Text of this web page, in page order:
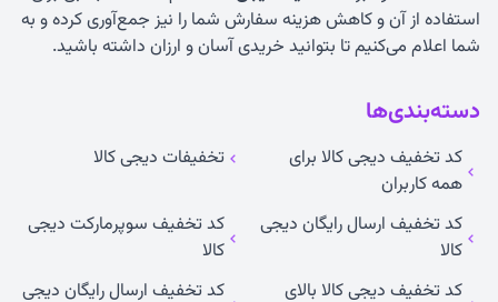
استفاده از آن و کاهش هزینه سفارش شما را نیز جمع‌آوری کرده و به
شما اعلام می‌کنیم تا بتوانید خریدی آسان و ارزان داشته باشید.
دسته‌بندی‌ها
کد تخفیف دیجی کالا برای
همه کاربران
تخفیفات دیجی کالا
کد تخفیف ارسال رایگان دیجی
کالا
کد تخفیف سوپرمارکت دیجی
کالا
کد تخفیف دیجی کالا بالای
کد تخفیف ارسال رایگان دیجی